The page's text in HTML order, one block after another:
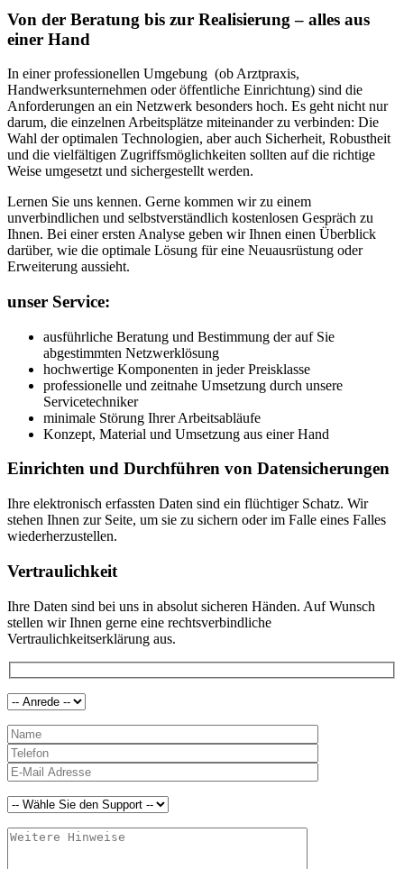
Von der Beratung bis zur Realisierung – alles aus
einer Hand
In einer professionellen Umgebung (ob Arztpraxis,
Handwerksunternehmen oder öffentliche Einrichtung) sind die
Anforderungen an ein Netzwerk besonders hoch. Es geht nicht nur
darum, die einzelnen Arbeitsplätze miteinander zu verbinden: Die
Wahl der optimalen Technologien, aber auch Sicherheit, Robustheit
und die vielfältigen Zugriffsmöglichkeiten sollten auf die richtige
Weise umgesetzt und sichergestellt werden.
Lernen Sie uns kennen. Gerne kommen wir zu einem
unverbindlichen und selbstverständlich kostenlosen Gespräch zu
Ihnen. Bei einer ersten Analyse geben wir Ihnen einen Überblick
darüber, wie die optimale Lösung für eine Neuausrüstung oder
Erweiterung aussieht.
unser Service:
ausführliche Beratung und Bestimmung der auf Sie
abgestimmten Netzwerklösung
hochwertige Komponenten in jeder Preisklasse
professionelle und zeitnahe Umsetzung durch unsere
Servicetechniker
minimale Störung Ihrer Arbeitsabläufe
Konzept, Material und Umsetzung aus einer Hand
Einrichten und Durchführen von Datensicherungen
Ihre elektronisch erfassten Daten sind ein flüchtiger Schatz. Wir
stehen Ihnen zur Seite, um sie zu sichern oder im Falle eines Falles
wiederherzustellen.
Vertraulichkeit
Ihre Daten sind bei uns in absolut sicheren Händen. Auf Wunsch
stellen wir Ihnen gerne eine rechtsverbindliche
Vertraulichkeitserklärung aus.